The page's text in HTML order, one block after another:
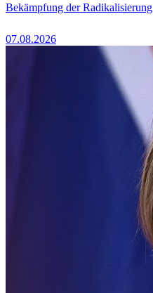
Bekämpfung der Radikalisierung
07.08.2026